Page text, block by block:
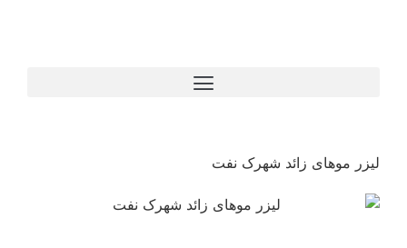
لیزر موهای زائد شهرک نفت